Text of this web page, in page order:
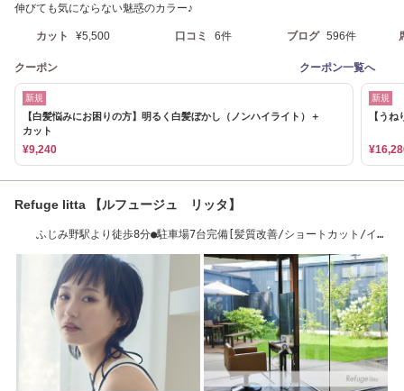
伸びても気にならない魅惑のカラー♪
カット ¥5,500 口コミ 6件 ブログ 596件
クーポン クーポン一覧へ
新規
【白髪悩みにお困りの方】明るく白髪ぼかし（ノンハイライト）＋
カット
¥9,240
新規
【う
Refuge litta 【ルフュージュ リッタ】
ふじみ野駅より徒歩8分●駐車場7台完備[髪質改善/ショートカット/イン